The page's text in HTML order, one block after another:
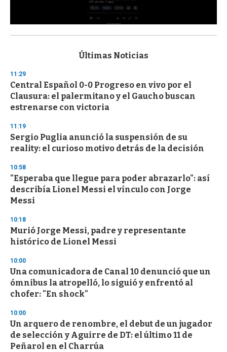
s
d
s
o
f
3
s
e
c
o
d
s
Últimas Noticias
11:29
Central Español 0-0 Progreso en vivo por el
Clausura: el palermitano y el Gaucho buscan
estrenarse con victoria
11:19
Sergio Puglia anunció la suspensión de su
reality: el curioso motivo detrás de la decisión
10:58
"Esperaba que llegue para poder abrazarlo": así
describía Lionel Messi el vínculo con Jorge
Messi
10:18
Murió Jorge Messi, padre y representante
histórico de Lionel Messi
10:00
Una comunicadora de Canal 10 denunció que un
ómnibus la atropelló, lo siguió y enfrentó al
chofer: "En shock"
10:00
Un arquero de renombre, el debut de un jugador
de selección y Aguirre de DT: el último 11 de
Peñarol en el Charrúa